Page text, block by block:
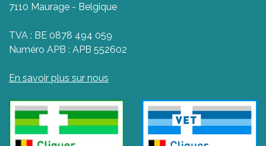
7110 Maurage - Belgique
TVA : BE 0878 494 059
Numéro APB : APB 552602
En savoir plus sur nous